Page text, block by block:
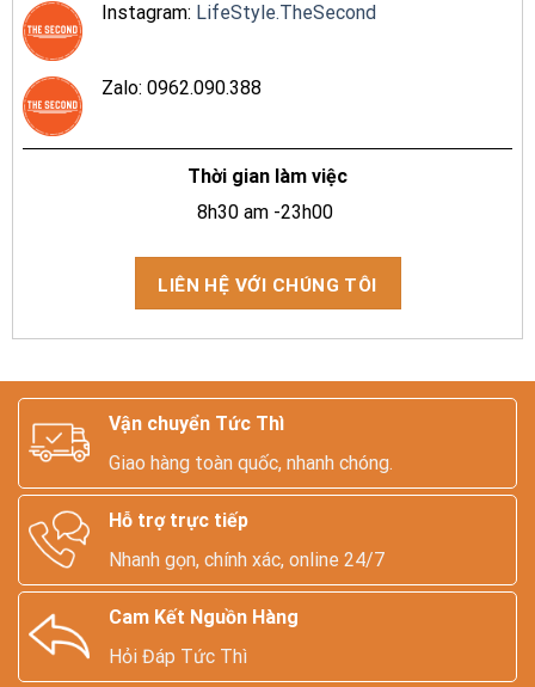
Instagram: LifeStyle.TheSecond
Zalo: 0962.090.388
Thời gian làm việc
8h30 am -23h00
LIÊN HỆ VỚI CHÚNG TÔI
Vận chuyển Tức Thì
Giao hàng toàn quốc, nhanh chóng.
Hỗ trợ trực tiếp
Nhanh gọn, chính xác, online 24/7
Cam Kết Nguồn Hàng
Hỏi Đáp Tức Thì